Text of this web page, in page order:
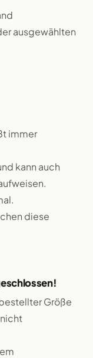
ausgewählten
immer
kann auch
diese
Größe